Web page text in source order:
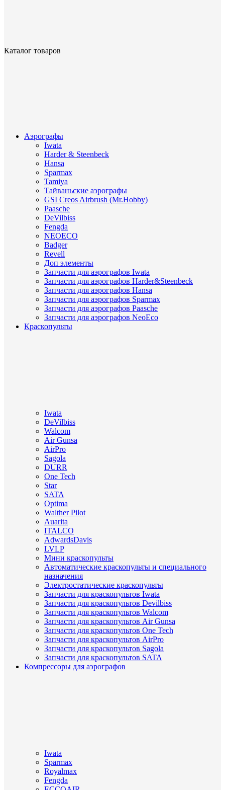
Каталог товаров
Аэрографы
Iwata
Harder & Steenbeck
Hansa
Sparmax
Tamiya
Тайваньские аэрографы
GSI Creos Airbrush (Mr.Hobby)
Paasche
DeVilbiss
Fengda
NEOECO
Badger
Revell
Доп элементы
Запчасти для аэрографов Iwata
Запчасти для аэрографов Harder&Steenbeck
Запчасти для аэрографов Hansa
Запчасти для аэрографов Sparmax
Запчасти для аэрографов Paasche
Запчасти для аэрографов NeoEco
Краскопульты
Iwata
DeVilbiss
Walcom
Air Gunsa
AirPro
Sagola
DURR
One Tech
Star
SATA
Optima
Walther Pilot
Auarita
ITALCO
AdwardsDavis
LVLP
Мини краскопульты
Автоматические краскопульты и специального
назначения
Электростатические краскопульты
Запчасти для краскопультов Iwata
Запчасти для краскопультов Devilbiss
Запчасти для краскопультов Walcom
Запчасти для краскопультов Air Gunsa
Запчасти для краскопультов One Tech
Запчасти для краскопультов AirPro
Запчасти для краскопультов Sagola
Запчасти для краскопультов SATA
Компрессоры для аэрографов
Iwata
Sparmax
Royalmax
Fengda